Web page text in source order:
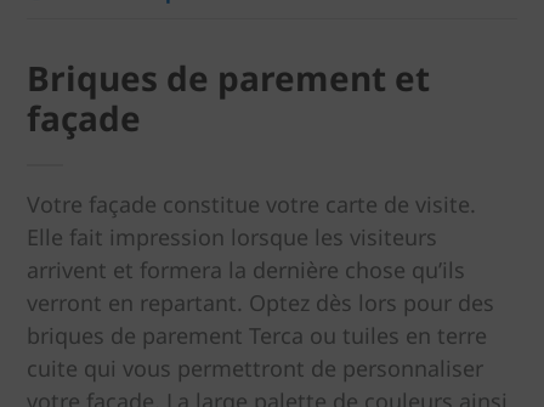
Briques de parement et
façade
Votre façade constitue votre carte de visite.
Elle fait impression lorsque les visiteurs
arrivent et formera la dernière chose qu’ils
verront en repartant. Optez dès lors pour des
briques de parement Terca ou tuiles en terre
cuite qui vous permettront de personnaliser
votre façade. La large palette de couleurs ainsi